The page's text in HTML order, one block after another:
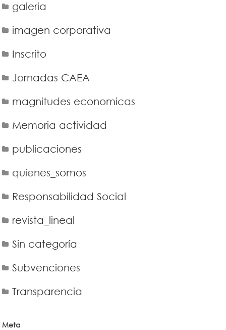
galeria
imagen corporativa
Inscrito
Jornadas CAEA
magnitudes economicas
Memoria actividad
publicaciones
quienes_somos
Responsabilidad Social
revista_lineal
Sin categoría
Subvenciones
Transparencia
Meta